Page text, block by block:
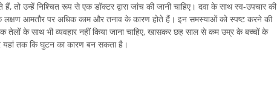
तो उन्हें निश्चित रूप से एक डॉक्टर द्वारा जांच की जानी चाहिए। दवा के साथ स्व-उपचार की
लक्षण आमतौर पर अधिक काम और तनाव के कारण होते हैं। इन समस्याओं को स्पष्ट करने की
के साथ भी व्यवहार नहीं किया जाना चाहिए, खासकर छह साल से कम उम्र के बच्चों के
तक ​​कि घुटन का कारण बन सकता है।